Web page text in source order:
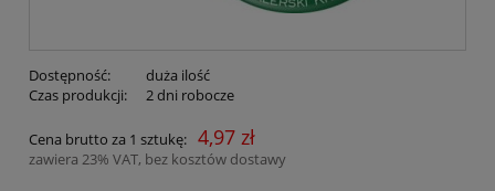
Dostępność:
duża ilość
Czas produkcji:
2 dni robocze
Cena brutto za 1 sztukę: 4,97 zł
zawiera 23% VAT, bez kosztów dostawy